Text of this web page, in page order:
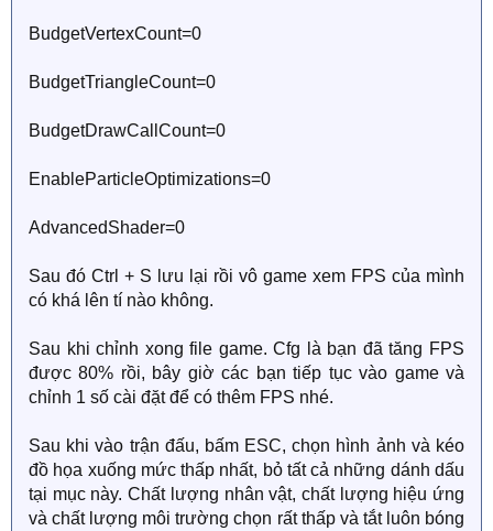
BudgetVertexCount=0
BudgetTriangleCount=0
BudgetDrawCallCount=0
EnableParticleOptimizations=0
AdvancedShader=0
Sau đó Ctrl + S lưu lại rồi vô game xem FPS của mình
có khá lên tí nào không.
Sau khi chỉnh xong file game. Cfg là bạn đã tăng FPS
được 80% rồi, bây giờ các bạn tiếp tục vào game và
chỉnh 1 số cài đặt để có thêm FPS nhé.
Sau khi vào trận đấu, bấm ESC, chọn hình ảnh và kéo
đồ họa xuống mức thấp nhất, bỏ tất cả những dánh dấu
tại mục này. Chất lượng nhân vật, chất lượng hiệu ứng
và chất lượng môi trường chọn rất thấp và tắt luôn bóng